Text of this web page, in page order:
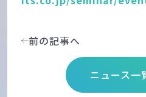
前の記事へ
ニュース一